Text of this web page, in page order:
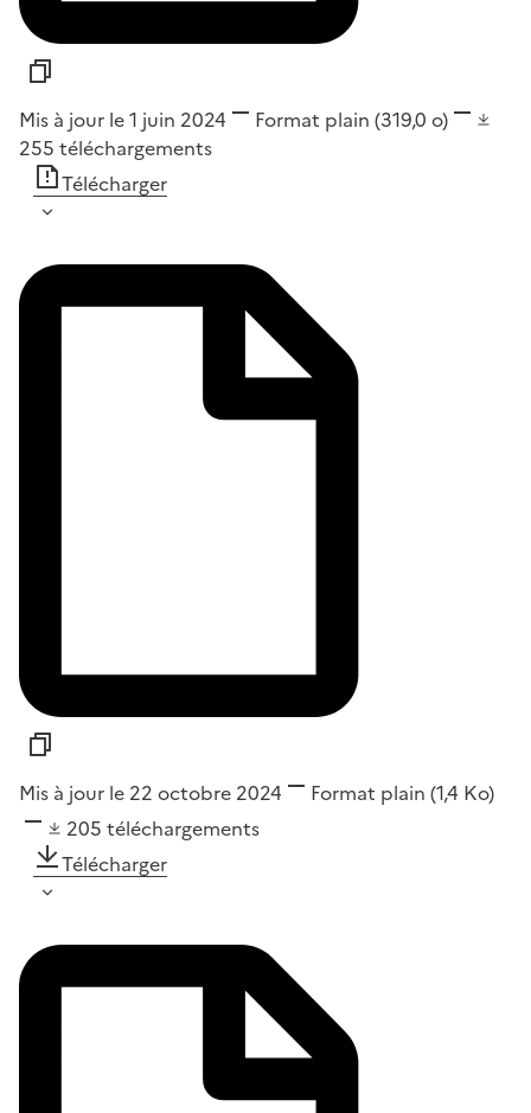
Mis à jour le 1 juin 2024 Format plain (319,0 o)
255 téléchargements
Télécharger
Mis à jour le 22 octobre 2024 Format plain (1,4 Ko)
205 téléchargements
Télécharger